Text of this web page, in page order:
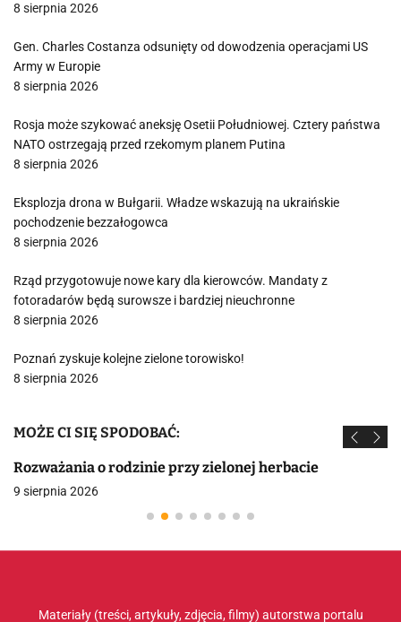
8 sierpnia 2026
Gen. Charles Costanza odsunięty od dowodzenia operacjami US
Army w Europie
8 sierpnia 2026
Rosja może szykować aneksję Osetii Południowej. Cztery państwa
NATO ostrzegają przed rzekomym planem Putina
8 sierpnia 2026
Eksplozja drona w Bułgarii. Władze wskazują na ukraińskie
pochodzenie bezzałogowca
8 sierpnia 2026
Rząd przygotowuje nowe kary dla kierowców. Mandaty z
fotoradarów będą surowsze i bardziej nieuchronne
8 sierpnia 2026
Poznań zyskuje kolejne zielone torowisko!
8 sierpnia 2026
MOŻE CI SIĘ SPODOBAĆ:
Rozważania o rodzinie przy zielonej herbacie
9 sierpnia 2026
Materiały (treści, artykuły, zdjęcia, filmy) autorstwa portalu